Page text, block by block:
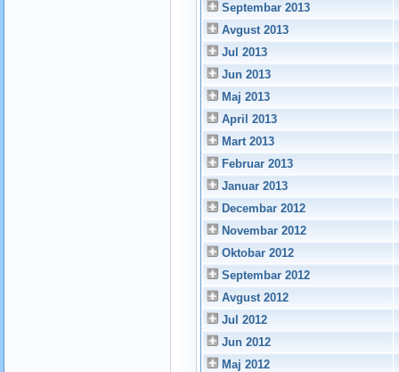
Septembar 2013
Avgust 2013
Jul 2013
Jun 2013
Maj 2013
April 2013
Mart 2013
Februar 2013
Januar 2013
Decembar 2012
Novembar 2012
Oktobar 2012
Septembar 2012
Avgust 2012
Jul 2012
Jun 2012
Maj 2012